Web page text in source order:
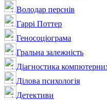
Володар перснів
Гаррі Поттер
Геносоціограма
Гральна залежність
Діагностика
Ділова психологія
Детективи